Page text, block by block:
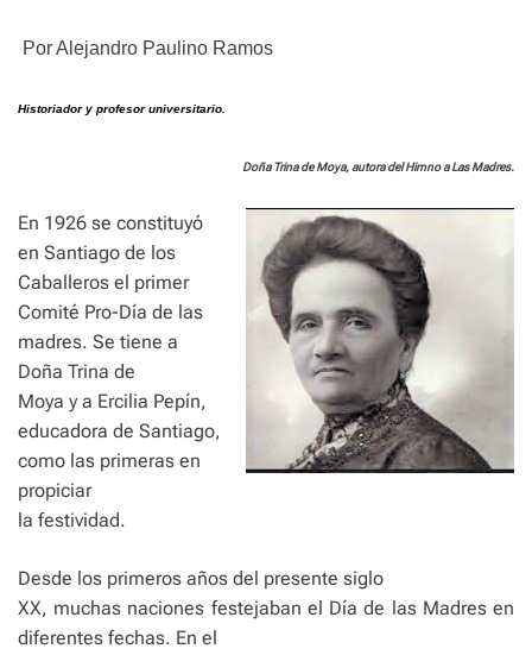
Por Alejandro Paulino Ramos
Historiador y profesor universitario.
Doña Trina de Moya, autora del Himno a Las Madres.
En 1926 se constituyó
en Santiago de los
Caballeros el primer
Comité Pro-Día de las
madres. Se tiene a
Doña Trina de
Moya y a Ercilia Pepín,
educadora de Santiago,
como las primeras en
propiciar
la festividad.
Desde los primeros años del presente siglo
XX, muchas naciones festejaban el Día de las Madres en
diferentes fechas. En el